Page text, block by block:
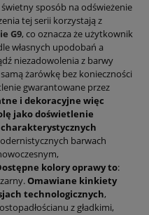
sposób na odświeżenie
tej serii korzystają z
G9, co oznacza że użytkownik
własnych upodobań a
niezadowolenia z barwy
żarówkę bez konieczności
gwarantowane przez
i dekoracyjne więc
jako doświetlenie
barwach
kolory oprawy to:
Omawiane kinkiety
technologicznych,
z gładkimi,